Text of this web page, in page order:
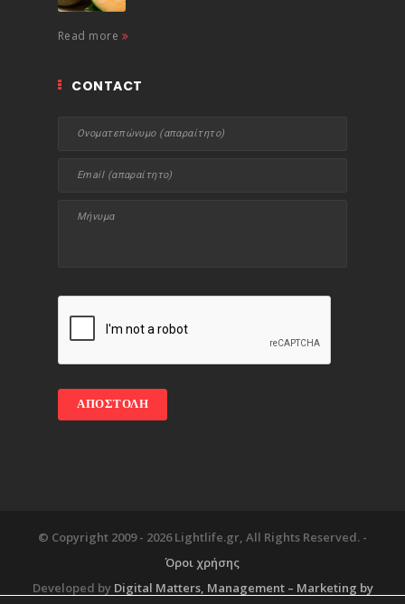
Read more
CONTACT
© Copyright 2009 - 2026 Lightlife.gr, All Rights Reserved. -
Όροι χρήσης
Developed by Digital Matters, Management – Marketing by